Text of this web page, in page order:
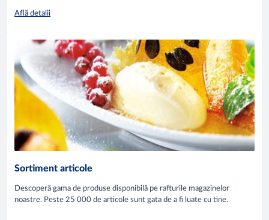
Află detalii
Sortiment articole
Descoperă gama de produse disponibilă pe rafturile magazinelor
noastre. Peste 25 000 de articole sunt gata de a fi luate cu tine.